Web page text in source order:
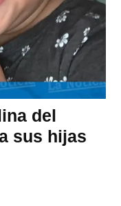
del
sus hijas